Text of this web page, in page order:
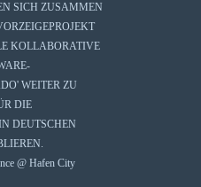
SICH ZUSAMMEN
KOLLABORATIVE
WEITER ZU
DIE
DEUTSCHEN